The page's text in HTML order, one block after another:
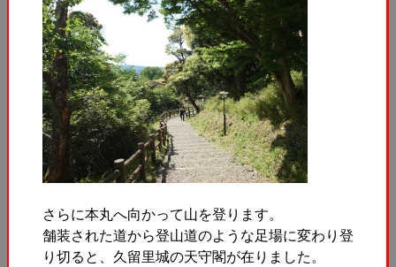
さらに本丸へ向かって山を登ります。
舗装された道から登山道のような足場に変わり登
り切ると、久留里城の天守閣が在りました。